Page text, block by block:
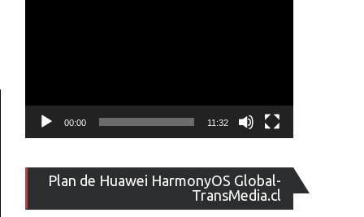
00:00 11:32
Plan de Huawei HarmonyOS Global-
TransMedia.cl
de
vídeo